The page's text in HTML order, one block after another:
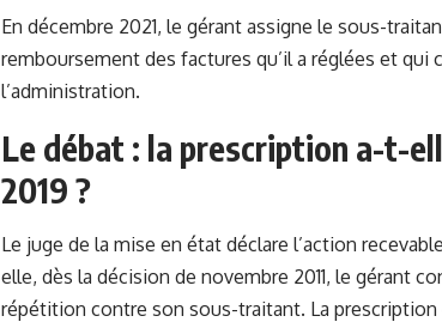
En décembre 2021, le gérant assigne le sous-
remboursement des factures qu’il a réglées et qui
l’administration.
Le débat : la prescription a-t-
2019 ?
Le juge de la mise en état déclare l’action
elle, dès la décision de novembre 2011, le gérant
répétition contre son sous-traitant. La